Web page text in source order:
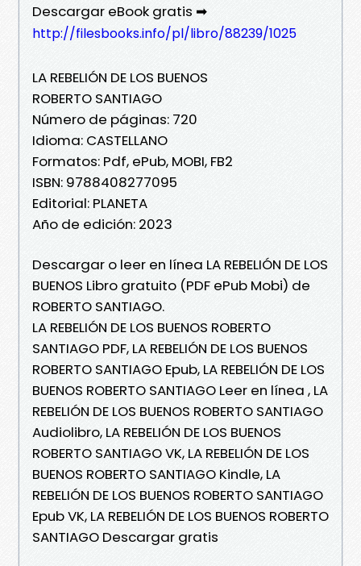
Descargar eBook gratis ➡
http://filesbooks.info/pl/libro/88239/1025
LA REBELIÓN DE LOS BUENOS
ROBERTO SANTIAGO
Número de páginas: 720
Idioma: CASTELLANO
Formatos: Pdf, ePub, MOBI, FB2
ISBN: 9788408277095
Editorial: PLANETA
Año de edición: 2023
Descargar o leer en línea LA REBELIÓN DE LOS
BUENOS Libro gratuito (PDF ePub Mobi) de
ROBERTO SANTIAGO.
LA REBELIÓN DE LOS BUENOS ROBERTO
SANTIAGO PDF, LA REBELIÓN DE LOS BUENOS
ROBERTO SANTIAGO Epub, LA REBELIÓN DE LOS
BUENOS ROBERTO SANTIAGO Leer en línea , LA
REBELIÓN DE LOS BUENOS ROBERTO SANTIAGO
Audiolibro, LA REBELIÓN DE LOS BUENOS
ROBERTO SANTIAGO VK, LA REBELIÓN DE LOS
BUENOS ROBERTO SANTIAGO Kindle, LA
REBELIÓN DE LOS BUENOS ROBERTO SANTIAGO
Epub VK, LA REBELIÓN DE LOS BUENOS ROBERTO
SANTIAGO Descargar gratis